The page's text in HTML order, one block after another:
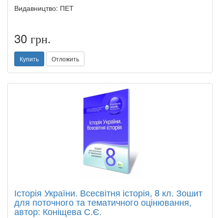
Видавництво: ПЕТ
30 грн.
Купить Отложить
Історія України. Всесвітня історія, 8 кл. Зошит
для поточного та тематичного оцінювання,
автор: Коніщева С.Є.